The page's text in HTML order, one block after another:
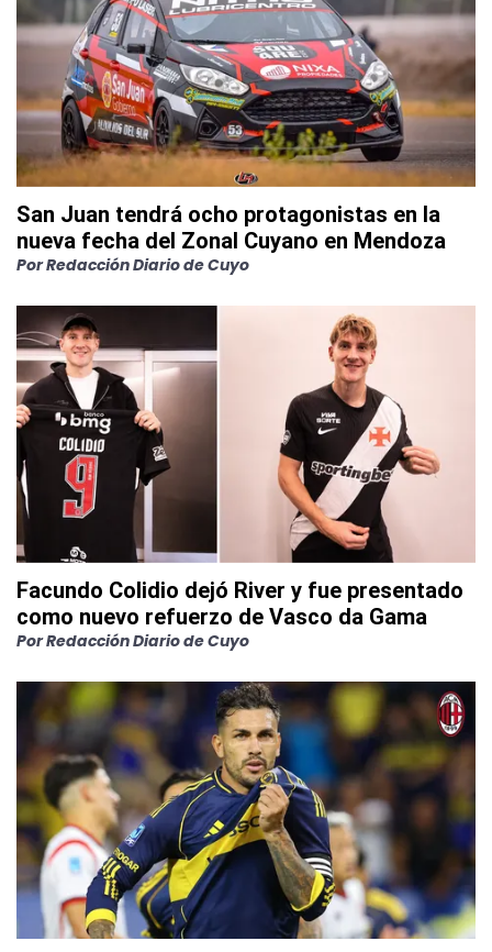
San Juan tendrá ocho protagonistas en la
nueva fecha del Zonal Cuyano en Mendoza
PorRedacción Diario de Cuyo
Facundo Colidio dejó River y fue presentado
como nuevo refuerzo de Vasco da Gama
PorRedacción Diario de Cuyo